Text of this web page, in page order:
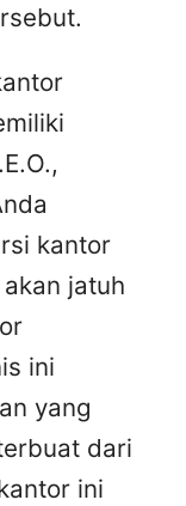
kantor
jatuh
ini
yang
dari
ini